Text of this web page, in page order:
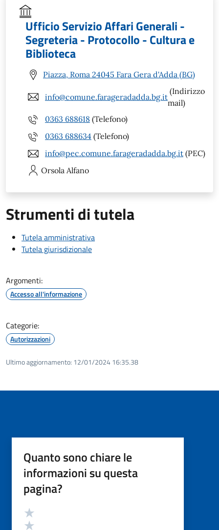
Ufficio Servizio Affari Generali -
Segreteria - Protocollo - Cultura e
Biblioteca
Piazza, Roma 24045 Fara Gera d'Adda (BG)
info@comune.farageradadda.bg.it
(Indirizzo
mail)
0363 688618 (Telefono)
0363 688634 (Telefono)
info@pec.comune.farageradadda.bg.it (PEC)
Orsola Alfano
Strumenti di tutela
Tutela amministrativa
Tutela giurisdizionale
Argomenti:
Accesso all'informazione
Categorie:
Autorizzazioni
Ultimo aggiornamento: 12/01/2024 16:35.38
Quanto sono chiare le
informazioni su questa
pagina?
Valutazione